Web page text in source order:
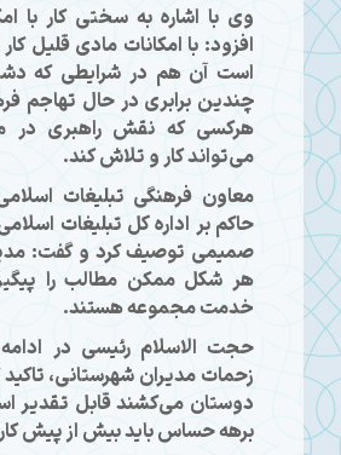
وی با اشاره به سختی کار با
افزود: با امکانات مادی قلیل
است آن هم در شرایطی که
چندین برابری در حال تهاجم
هرکسی که نقش راهبری در
می‌تواند کار و تلاش کند.
معاون فرهنگی تبلیغات
حاکم بر اداره کل تبلیغات
صمیمی توصیف کرد و گفت:
هر شکل ممکن مطالب را
خدمت مجموعه هستند.
حجت الاسلام رئیسی در ادامه
زحمات مدیران شهرستانی،
دوستان می‌کشند قابل تقدیر
برهه حساس باید بیش از پیش